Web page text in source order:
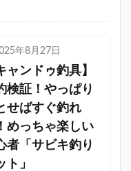
年8月27日
ャンドゥ釣具】
検証！やっぱり
せばすぐ釣れ
めっちゃ楽しい
者「サビキ釣り
ト」